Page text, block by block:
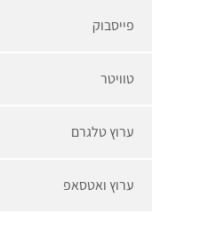
פייסבוק
טוויטר
ערוץ טלגרם
ערוץ ואטסאפ